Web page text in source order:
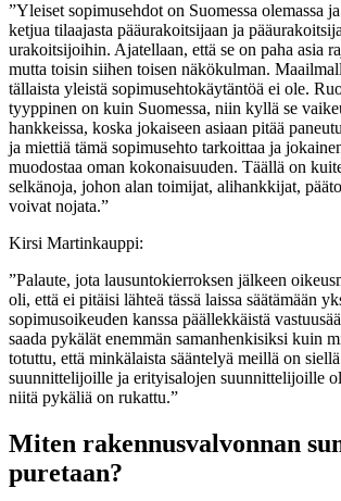
”Yleiset sopimusehdot on Suomessa olemassa
ketjua tilaajasta pääurakoitsijaan ja
urakoitsijoihin. Ajatellaan, että se on paha asia
mutta toisin siihen toisen näkökulman.
tällaista yleistä sopimusehtokäytäntöä ei ole.
tyyppinen on kuin Suomessa, niin kyllä se
hankkeissa, koska jokaiseen asiaan pitää
ja miettiä tämä sopimusehto tarkoittaa ja
muodostaa oman kokonaisuuden. Täällä on
selkänoja, johon alan toimijat, alihankkijat,
voivat nojata.”
Kirsi Martinkauppi:
”Palaute, jota lausuntokierroksen jälkeen
oli, että ei pitäisi lähteä tässä laissa säätämään
sopimusoikeuden kanssa päällekkäistä
saada pykälät enemmän samanhenkisiksi kuin
totuttu, että minkälaista sääntelyä meillä on
suunnittelijoille ja erityisalojen suunnittelijoille
niitä pykäliä on rukattu.”
Miten rakennusvalvonnan
puretaan?